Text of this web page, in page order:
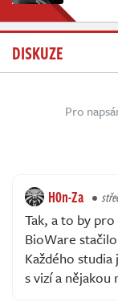
DISKUZE
Pro
H0n-Za
Tak, a to by
BioWare
Každého
s vizí a nějakou